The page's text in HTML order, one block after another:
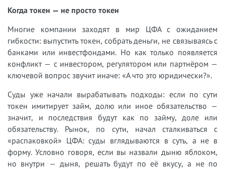
Когда токен — не просто токен
Многие компании заходят в мир ЦФА с ожиданием
гибкости: выпустить токен, собрать деньги, не связываясь с
банками или инвестфондами. Но как только появляется
конфликт — с инвестором, регулятором или партнёром —
ключевой вопрос звучит иначе: «А что это юридически?».
Суды уже начали вырабатывать подходы: если по сути
токен имитирует займ, долю или иное обязательство —
значит, и последствия будут как по займу, доле или
обязательству. Рынок, по сути, начал сталкиваться с
«распаковкой» ЦФА: суды вглядываются в суть, а не в
форму. Условно говоря, если вы назвали дыню яблоком,
но внутри — дыня, решать будут по её вкусу, а не по